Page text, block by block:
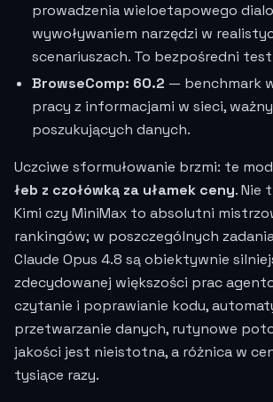
prowadzenia wieloetapowego
wywoływaniem narzędzi w
scenariuszach. To bezpośredni
BrowseComp: 60.2 — benchmark
pracy z informacjami w sieci,
poszukujących danych.
Uczciwe sformułowanie brzmi: te
łeb z czołówką za ułamek ceny. Nie
Kimi czy MiniMax to absolutni
rankingów; w poszczególnych
Claude Opus 4.8 są obiektywnie
zdecydowanej większości prac
czytanie i poprawianie kodu,
przetwarzanie danych, rutynowe
jakości jest nieistotna, a różnica w
tysiące razy.